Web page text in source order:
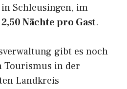
in Schleusingen, im
2,50 Nächte pro Gast.
gibt es noch
Tourismus in der
Landkreis